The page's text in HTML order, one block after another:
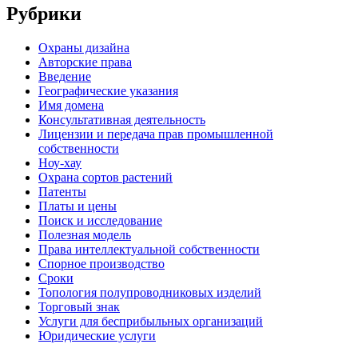
Рубрики
Oхраны дизайна
Авторские права
Введение
Географические указания
Имя домена
Консультативная деятельность
Лицензии и передача прав промышленной
собственности
Ноу-хау
Охрана сортов растений
Патенты
Платы и цены
Поиск и исследование
Полезная модель
Права интеллектуальной собственности
Спорное производство
Сроки
Топология полупроводниковых изделий
Торговый знак
Услуги для беcприбыльных организаций
Юридические услуги